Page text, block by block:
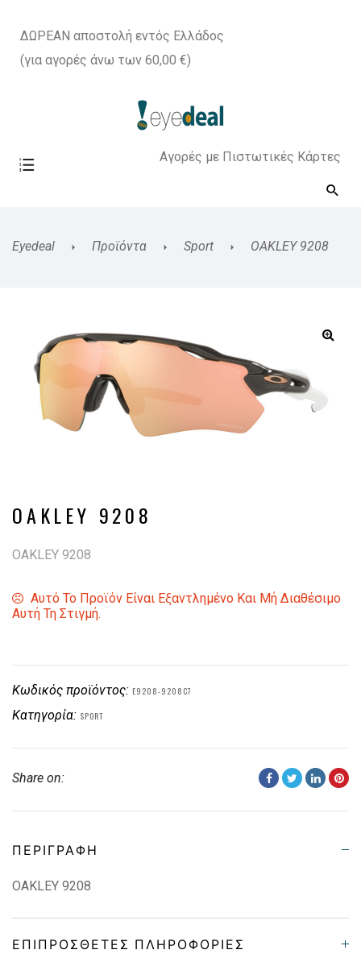
ΔΩΡΕΑΝ αποστολή εντός Ελλάδος
(για αγορές άνω των 60,00 €)
Αγορές με Πιστωτικές Κάρτες
Eyedeal Προϊόντα Sport OAKLEY 9208
OAKLEY 9208
OAKLEY 9208
Αυτό Το Προϊόν Είναι Εξαντλημένο Και Μή Διαθέσιμο
Αυτή Τη Στιγμή.
Κωδικός προϊόντος: E9208-9208C7
Κατηγορία: SPORT
Share on:
ΠΕΡΙΓΡΑΦΉ
OAKLEY 9208
ΕΠΙΠΡΌΣΘΕΤΕΣ ΠΛΗΡΟΦΟΡΊΕΣ